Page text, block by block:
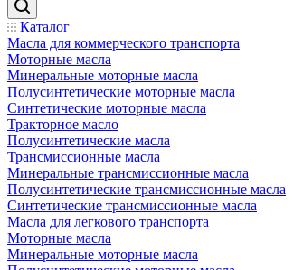
Каталог
Масла для коммерческого транспорта
Моторные масла
Минеральные моторные масла
Полусинтетические моторные масла
Синтетические моторные масла
Тракторное масло
Полусинтетические масла
Трансмиссионные масла
Минеральные трансмиссионные масла
Полусинтетические трансмиссионные масла
Синтетические трансмиссионные масла
Масла для легкового транспорта
Моторные масла
Минеральные моторные масла